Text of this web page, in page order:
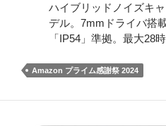
ハイブリッドノイズキ
デル。7mmドライバ搭
「IP54」準拠。最大28
Amazon プライム感謝祭 2024